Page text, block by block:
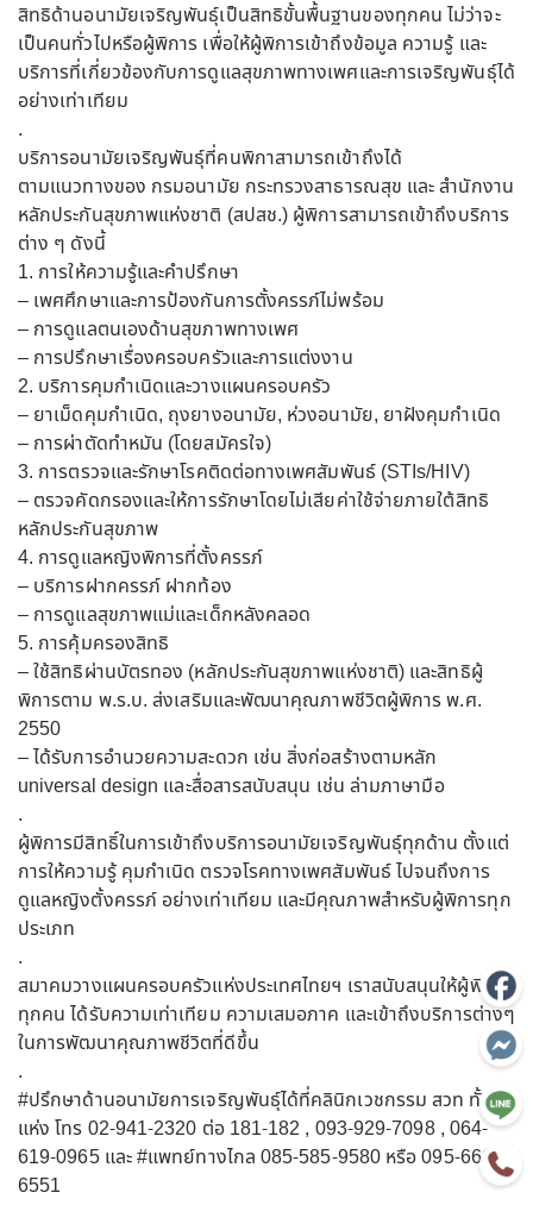
สิทธิด้านอนามัยเจริญพันธุ์เป็นสิทธิขั้นพื้นฐานของทุกคน ไม่ว่าจะ
เป็นคนทั่วไปหรือผู้พิการ เพื่อให้ผู้พิการเข้าถึงข้อมูล ความรู้ และ
บริการที่เกี่ยวข้องกับการดูแลสุขภาพทางเพศและการเจริญพันธุ์ได้
อย่างเท่าเทียม
.
บริการอนามัยเจริญพันธุ์ที่คนพิกาสามารถเข้าถึงได้
ตามแนวทางของ กรมอนามัย กระทรวงสาธารณสุข และ สำนักงาน
หลักประกันสุขภาพแห่งชาติ (สปสช.) ผู้พิการสามารถเข้าถึงบริการ
ต่าง ๆ ดังนี้
1. การให้ความรู้และคำปรึกษา
– เพศศึกษาและการป้องกันการตั้งครรภ์ไม่พร้อม
– การดูแลตนเองด้านสุขภาพทางเพศ
– การปรึกษาเรื่องครอบครัวและการแต่งงาน
2. บริการคุมกำเนิดและวางแผนครอบครัว
– ยาเม็ดคุมกำเนิด, ถุงยางอนามัย, ห่วงอนามัย, ยาฝังคุมกำเนิด
– การผ่าตัดทำหมัน (โดยสมัครใจ)
3. การตรวจและรักษาโรคติดต่อทางเพศสัมพันธ์ (STIs/HIV)
– ตรวจคัดกรองและให้การรักษาโดยไม่เสียค่าใช้จ่ายภายใต้สิทธิ
หลักประกันสุขภาพ
4. การดูแลหญิงพิการที่ตั้งครรภ์
– บริการฝากครรภ์ ฝากท้อง
– การดูแลสุขภาพแม่และเด็กหลังคลอด
5. การคุ้มครองสิทธิ
– ใช้สิทธิผ่านบัตรทอง (หลักประกันสุขภาพแห่งชาติ) และสิทธิผู้
พิการตาม พ.ร.บ. ส่งเสริมและพัฒนาคุณภาพชีวิตผู้พิการ พ.ศ.
2550
– ได้รับการอำนวยความสะดวก เช่น สิ่งก่อสร้างตามหลัก
universal design และสื่อสารสนับสนุน เช่น ล่ามภาษามือ
.
ผู้พิการมีสิทธิ์ในการเข้าถึงบริการอนามัยเจริญพันธุ์ทุกด้าน ตั้งแต่
การให้ความรู้ คุมกำเนิด ตรวจโรคทางเพศสัมพันธ์ ไปจนถึงการ
ดูแลหญิงตั้งครรภ์ อย่างเท่าเทียม และมีคุณภาพสำหรับผู้พิการทุก
ประเภท
.
สมาคมวางแผนครอบครัวแห่งประเทศไทยฯ เราสนับสนุนให้ผู้พิการ
ทุกคน ได้รับความเท่าเทียม ความเสมอภาค และเข้าถึงบริการต่างๆ
ในการพัฒนาคุณภาพชีวิตที่ดีขึ้น
.
#ปรึกษาด้านอนามัยการเจริญพันธุ์ได้ที่คลินิกเวชกรรม สวท ทั้ง 9
แห่ง โทร 02-941-2320 ต่อ 181-182 , 093-929-7098 , 064-
619-0965 และ#แพทย์ทางไกล 085-585-9580 หรือ 095-661-
6551